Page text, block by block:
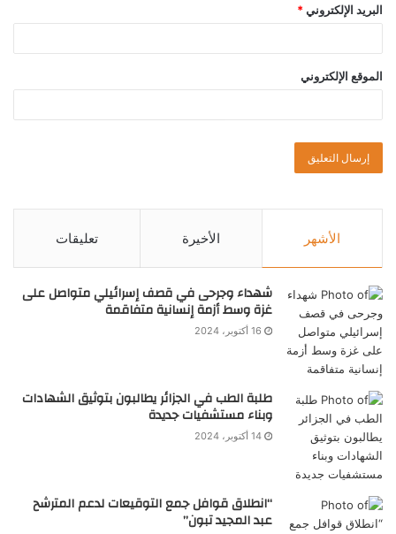
البريد الإلكتروني *
الموقع الإلكتروني
الأشهر الأخيرة تعليقات
شهداء وجرحى في قصف إسرائيلي متواصل على
غزة وسط أزمة إنسانية متفاقمة
16 أكتوبر، 2024
طلبة الطب في الجزائر يطالبون بتوثيق الشهادات
وبناء مستشفيات جديدة
14 أكتوبر، 2024
“انطلاق قوافل جمع التوقيعات لدعم المترشح
عبد المجيد تبون”